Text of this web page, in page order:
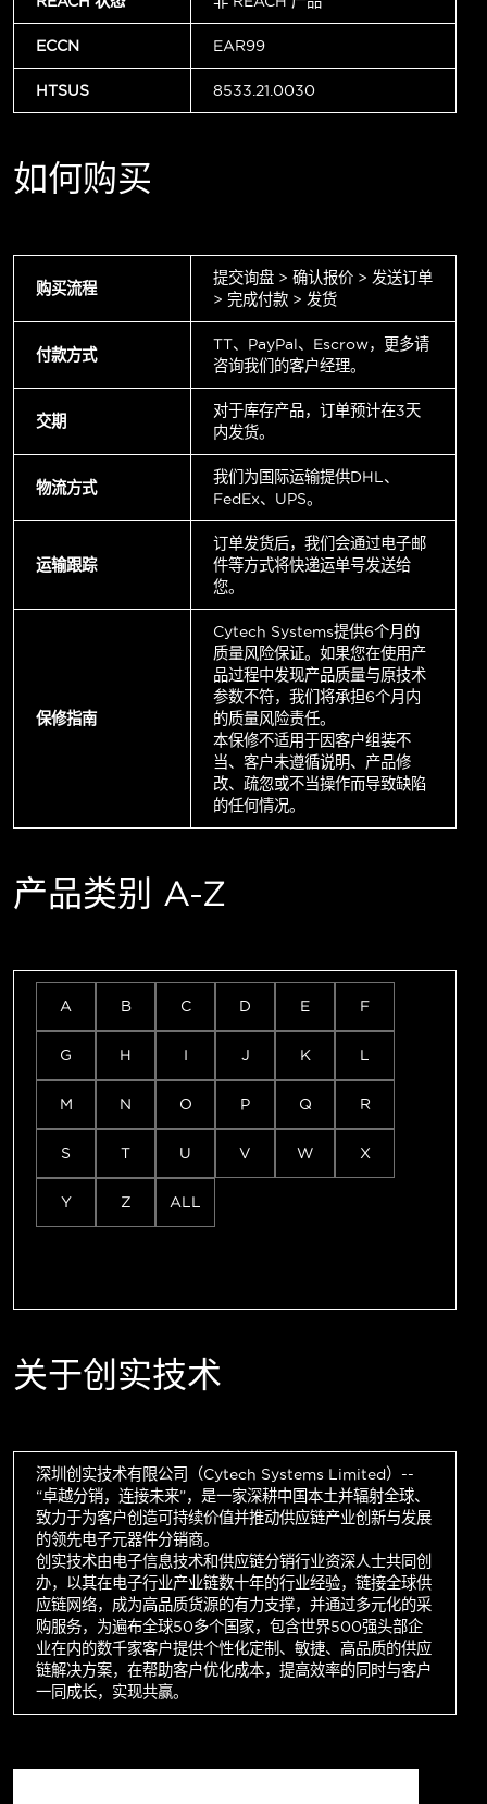
ECCN EAR99
HTSUS 8533.21.0030
如何购买
购买流程
提交询盘 > 确认报价 > 发送订单
> 完成付款 > 发货
付款方式
TT、PayPal、Escrow，更多请
咨询我们的客户经理。
交期
对于库存产品，订单预计在3天
内发货。
物流方式
我们为国际运输提供DHL、
FedEx、UPS。
运输跟踪
订单发货后，我们会通过电子邮
件等方式将快递运单号发送给
您。
保修指南
Cytech Systems提供6个月的
质量风险保证。如果您在使用产
品过程中发现产品质量与原技术
参数不符，我们将承担6个月内
的质量风险责任。
本保修不适用于因客户组装不
当、客户未遵循说明、产品修
改、疏忽或不当操作而导致缺陷
的任何情况。
产品类别 A-Z
A B C D E F
G H I J K L
M N O P Q R
S T U V W X
Y Z ALL
关于创实技术
深圳创实技术有限公司（Cytech Systems Limited）--
“卓越分销，连接未来”，是一家深耕中国本土并辐射全球、
致力于为客户创造可持续价值并推动供应链产业创新与发展
的领先电子元器件分销商。
创实技术由电子信息技术和供应链分销行业资深人士共同创
办，以其在电子行业产业链数十年的行业经验，链接全球供
应链网络，成为高品质货源的有力支撑，并通过多元化的采
购服务，为遍布全球50多个国家，包含世界500强头部企
业在内的数千家客户提供个性化定制、敏捷、高品质的供应
链解决方案，在帮助客户优化成本，提高效率的同时与客户
一同成长，实现共赢。